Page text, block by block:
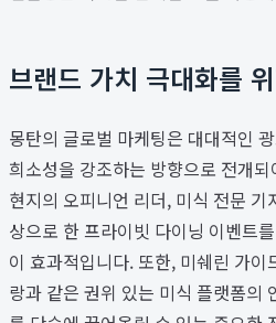
브랜드 가치 극대화를
몽탄의 글로벌 마케팅은 대대적인
희소성을 강조하는 방향으로 전개
현지의 오피니언 리더, 미식 전문
상으로 한 프라이빗 다이닝 이벤트
이 효과적입니다. 또한, 미쉐린 가
랑과 같은 권위 있는 미식 플랫폼의